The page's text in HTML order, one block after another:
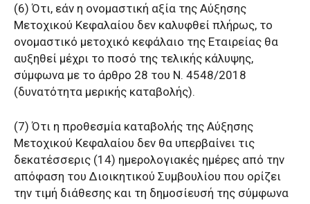
(6) Ότι, εάν η ονομαστική αξία της Αύξησης
Μετοχικού Κεφαλαίου δεν καλυφθεί πλήρως, το
ονομαστικό μετοχικό κεφάλαιο της Εταιρείας θα
αυξηθεί μέχρι το ποσό της τελικής κάλυψης,
σύμφωνα με το άρθρο 28 του Ν. 4548/2018
(δυνατότητα μερικής καταβολής).
(7) Ότι η προθεσμία καταβολής της Αύξησης
Μετοχικού Κεφαλαίου δεν θα υπερβαίνει τις
δεκατέσσερις (14) ημερολογιακές ημέρες από την
απόφαση του Διοικητικού Συμβουλίου που ορίζει
την τιμή διάθεσης και τη δημοσίευσή της σύμφωνα